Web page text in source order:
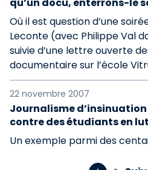
Où il est question d’une
Leconte (avec Philippe Val
suivie d’une lettre ouverte
documentaire sur l’école
22 novembre 2007
Journalisme
contre des étudiants en
Un exemple parmi des